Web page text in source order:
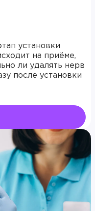
установки
на приёме,
ли удалять нерв
после установки